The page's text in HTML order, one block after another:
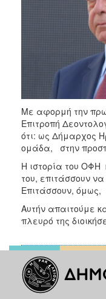
ΤΟΠΟΣ
ΠΟΛΙΤΙΣΜΟΣ
ΑΝΘΕΚΤΙΚΗ
ΠΟΛΗ
Με αφορμή την
Επιτροπή
ότι: ως Δήμαρχος
ομάδα, στην
Η ιστορία του ΟΦΗ
του, επιτάσσουν
Επιτάσσουν, όμως,
Αυτήν απαιτούμε
πλευρό της